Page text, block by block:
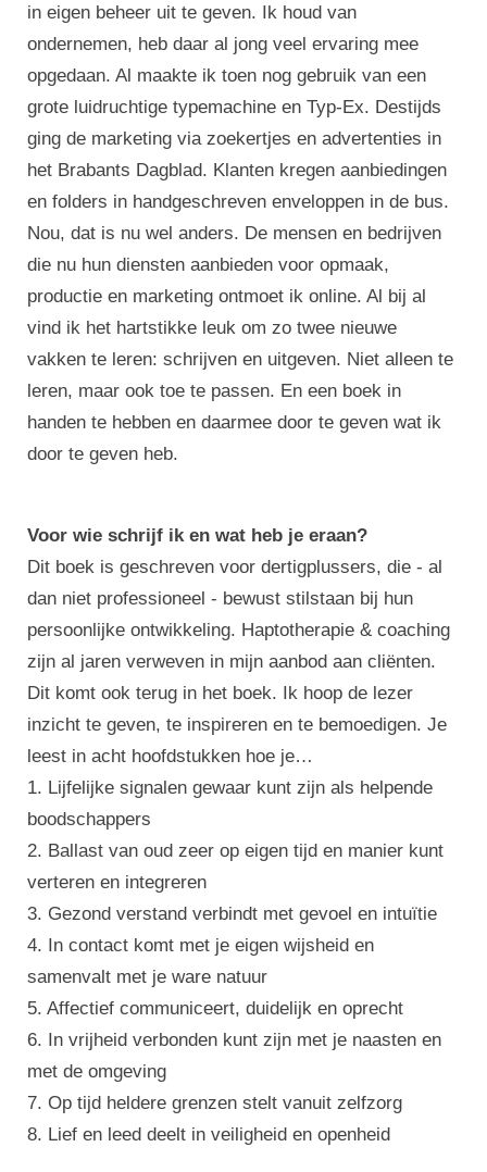
in eigen beheer uit te geven. Ik houd van
ondernemen, heb daar al jong veel ervaring mee
opgedaan. Al maakte ik toen nog gebruik van een
grote luidruchtige typemachine en Typ-Ex. Destijds
ging de marketing via zoekertjes en advertenties in
het Brabants Dagblad. Klanten kregen aanbiedingen
en folders in handgeschreven enveloppen in de bus.
Nou, dat is nu wel anders. De mensen en bedrijven
die nu hun diensten aanbieden voor opmaak,
productie en marketing ontmoet ik online. Al bij al
vind ik het hartstikke leuk om zo twee nieuwe
vakken te leren: schrijven en uitgeven. Niet alleen te
leren, maar ook toe te passen. En een boek in
handen te hebben en daarmee door te geven wat ik
door te geven heb.
Voor wie schrijf ik en wat heb je eraan?
Dit boek is geschreven voor dertigplussers, die - al
dan niet professioneel - bewust stilstaan bij hun
persoonlijke ontwikkeling. Haptotherapie & coaching
zijn al jaren verweven in mijn aanbod aan cliënten.
Dit komt ook terug in het boek. Ik hoop de lezer
inzicht te geven, te inspireren en te bemoedigen. Je
leest in acht hoofdstukken hoe je…
1. Lijfelijke signalen gewaar kunt zijn als helpende
boodschappers
2. Ballast van oud zeer op eigen tijd en manier kunt
verteren en integreren
3. Gezond verstand verbindt met gevoel en intuïtie
4. In contact komt met je eigen wijsheid en
samenvalt met je ware natuur
5. Affectief communiceert, duidelijk en oprecht
6. In vrijheid verbonden kunt zijn met je naasten en
met de omgeving
7. Op tijd heldere grenzen stelt vanuit zelfzorg
8. Lief en leed deelt in veiligheid en openheid